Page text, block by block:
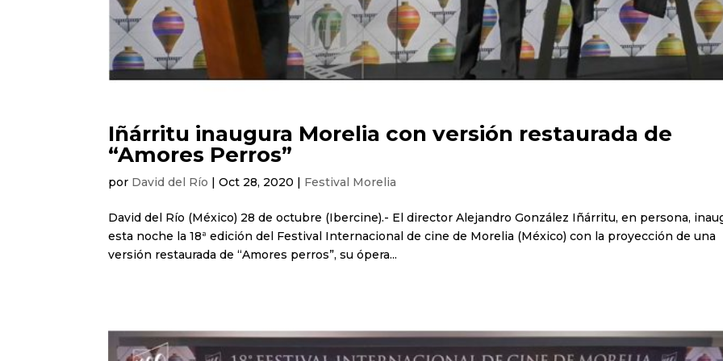
Iñárritu inaugura Morelia con versión restaurada de
“Amores Perros”
por David del Río |Oct 28, 2020 | Festival Morelia
David del Río (México) 28 de octubre (Ibercine).- El director Alejandro González Iñárritu, en persona,
esta noche la 18ª edición del Festival Internacional de cine de Morelia (México) con la proyección de una
versión restaurada de “Amores perros”, su ópera...